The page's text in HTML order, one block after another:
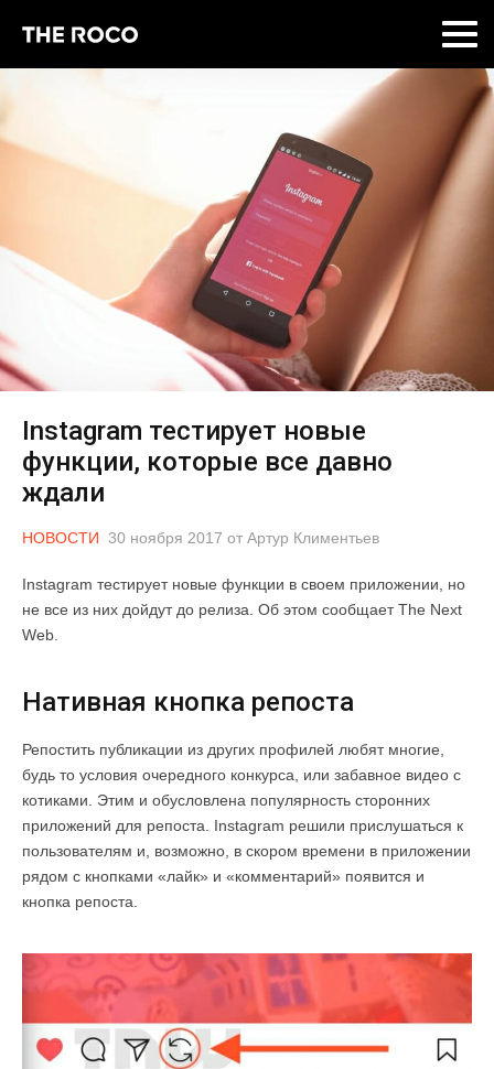
Instagram тестирует новые
функции, которые все давно
ждали
НОВОСТИ 30 ноября 2017 от Артур Климентьев
Instagram тестирует новые функции в своем приложении, но
не все из них дойдут до релиза. Об этом сообщает The Next
Web.
Нативная кнопка репоста
Репостить публикации из других профилей любят многие,
будь то условия очередного конкурса, или забавное видео с
котиками. Этим и обусловлена популярность сторонних
приложений для репоста. Instagram решили прислушаться к
пользователям и, возможно, в скором времени в приложении
рядом с кнопками «лайк» и «комментарий» появится и
кнопка репоста.